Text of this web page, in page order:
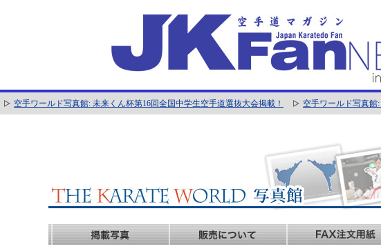
空手ワールド写真館: 未来くん杯第16回全国中学生空手道選抜大会掲載！ 空手ワールド写真館